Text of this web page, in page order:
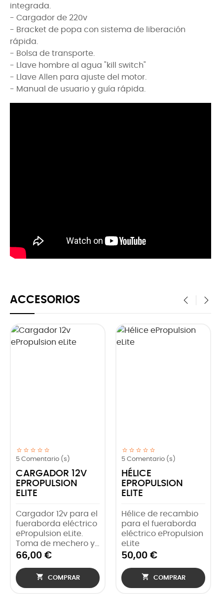
integrada.
- Cargador de 220v
- Bracket de popa con sistema de liberación
rápida.
- Bolsa de transporte.
- Llave hombre al agua "kill switch"
- Llave Allen para ajuste del motor.
- Manual de usuario y guía rápida.
ACCESORIOS
5 Comentario (s)
CARGADOR 12V
EPROPULSION
ELITE
Cargador 12v para el
fueraborda eléctrico
ePropulsion eLite.
Toma de mechero y...
66,00 €
 COMPRAR
5 Comentario (s)
HÉLICE
EPROPULSION
ELITE
Hélice de recambio
para el fueraborda
eléctrico ePropulsion
eLite
50,00 €
 COMPRAR